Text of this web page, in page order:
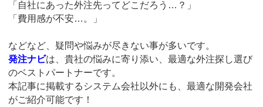
「自社にあった外注先ってどこだろう…？」
「費用感が不安…。」
などなど、疑問や悩みが尽きない事が多いです。
発注ナビは、貴社の悩みに寄り添い、最適な外注探し選び
のベストパートナーです。
本記事に掲載するシステム会社以外にも、最適な開発会社
がご紹介可能です！